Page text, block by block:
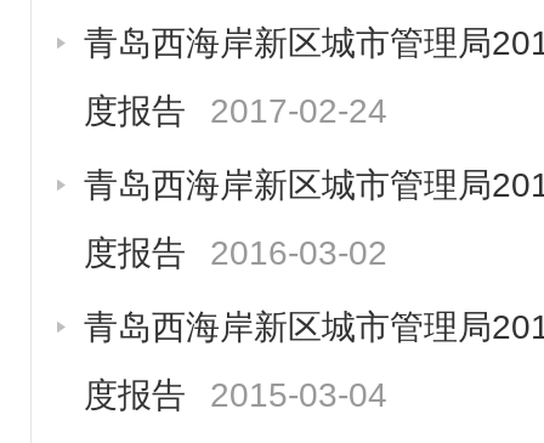
青岛西海岸新区城市管理局
度报告
2017-02-24
青岛西海岸新区城市管理局
度报告
2016-03-02
青岛西海岸新区城市管理局
度报告
2015-03-04